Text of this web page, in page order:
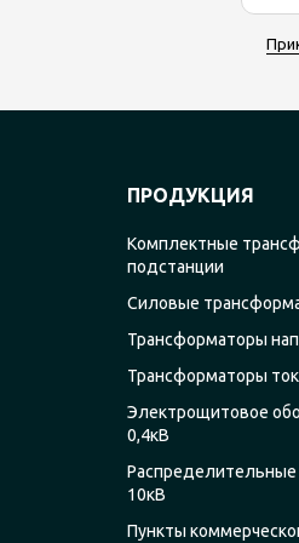
ПРОДУКЦИЯ
Комплектные
подстанции
Силовые
Трансформаторы
Трансформаторы
Электрощитовое
0,4кВ
Распределительные
10кВ
Пункты